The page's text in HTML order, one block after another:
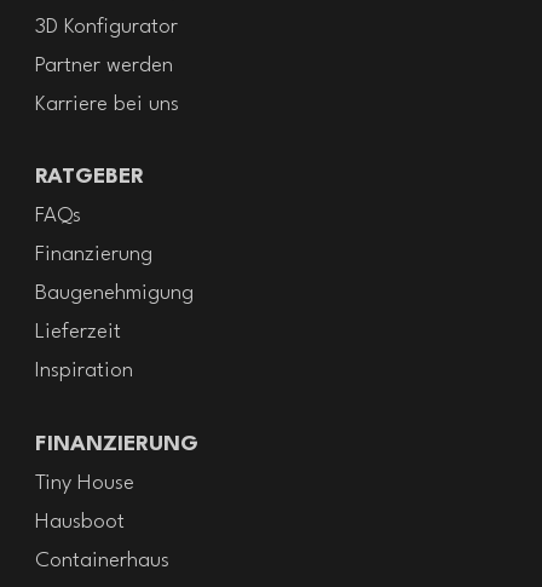
3D Konfigurator
Partner werden
Karriere bei uns
RATGEBER
FAQs
Finanzierung
Baugenehmigung
Lieferzeit
Inspiration
FINANZIERUNG
Tiny House
Hausboot
Containerhaus